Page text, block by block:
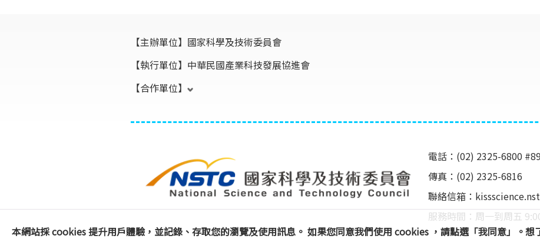
【主辦單位】 國家科學及技術委員會
【執行單位】 中華民國產業科技發展協進會
【合作單位】
電話：(02) 2325-6800
傳真：(02) 2325-6816
聯絡信箱：
服務時間：周一到周五
本網站採 cookies 提升用戶體驗，並記錄、存取您的瀏覽及使用訊息。 如果您同意我們使用 cookies ，請點選「我同意」。想